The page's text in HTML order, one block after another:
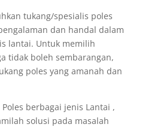
tukang/spesialis poles
dan handal dalam
lantai. Untuk memilih
tidak boleh sembarangan,
poles yang amanah dan
Poles berbagai jenis Lantai ,
solusi pada masalah